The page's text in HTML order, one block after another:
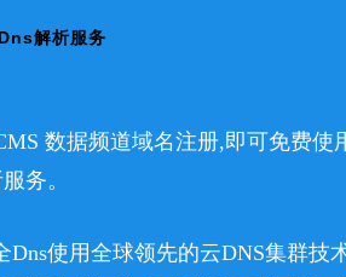
解析服务
数据频道域名注册,即可免费使
务。
Dns使用全球领先的云DNS集群技